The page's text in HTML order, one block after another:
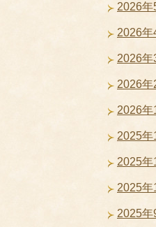
2026年
2026年
2026年
2026年
2026年
2025年
2025年
2025年
2025年